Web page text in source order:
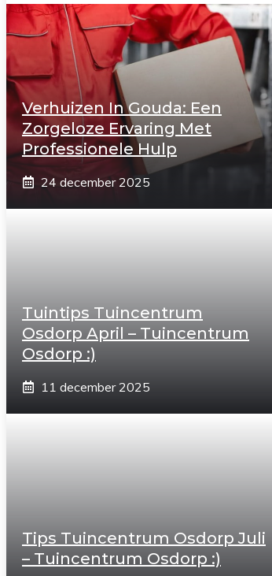
Verhuizen In Gouda: Een
Zorgeloze Ervaring Met
Professionele Hulp
24 december 2025
Tuintips Tuincentrum
Osdorp April – Tuincentrum
Osdorp :)
11 december 2025
Tips Tuincentrum Osdorp Juli
– Tuincentrum Osdorp :)